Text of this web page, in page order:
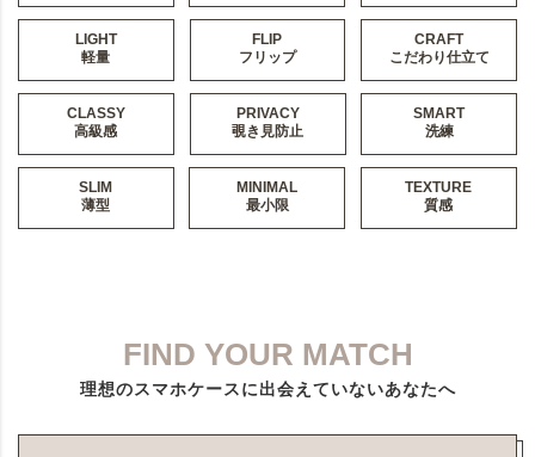
LIGHT
軽量
FLIP
フリップ
CRAFT
こだわり仕立て
CLASSY
高級感
PRIVACY
覗き見防止
SMART
洗練
SLIM
薄型
MINIMAL
最小限
TEXTURE
質感
FIND YOUR MATCH
理想のスマホケースに出会えていないあなたへ